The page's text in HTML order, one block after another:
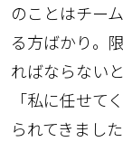
のことはチー
る方ばかり。
ればならない
「私に任せて
られてきまし